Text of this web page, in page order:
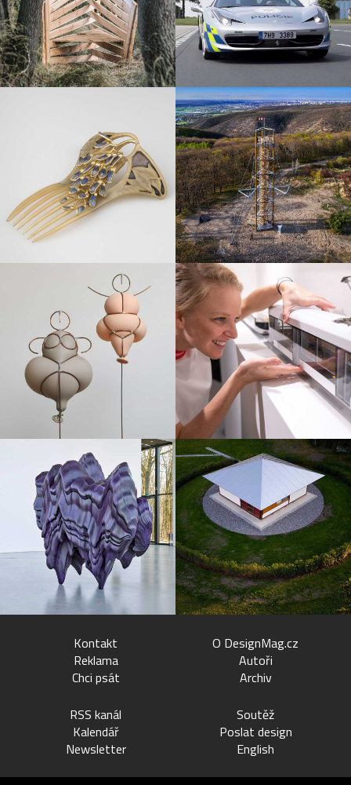
Kontakt
Reklama
Chci psát
O DesignMag.cz
Autoři
Archiv
RSS kanál
Kalendář
Newsletter
Soutěž
Poslat design
English